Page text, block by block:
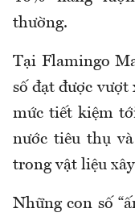
thường.
Tại Flamingo
số đạt được vượt
mức tiết kiệm
nước tiêu thụ
trong vật liệu
Những con số